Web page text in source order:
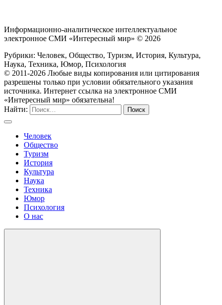
Информационно-аналитическое интеллектуальное
электронное СМИ «Интересный мир» © 2026
Рубрики: Человек, Общество, Туризм, История, Культура,
Наука, Техника, Юмор, Психология
© 2011-2026 Любые виды копирования или цитирования
разрешены только при условии обязательного указания
источника. Интернет ссылка на электронное СМИ
«Интересный мир» обязательна!
Найти:
Человек
Общество
Туризм
История
Культура
Наука
Техника
Юмор
Психология
О нас